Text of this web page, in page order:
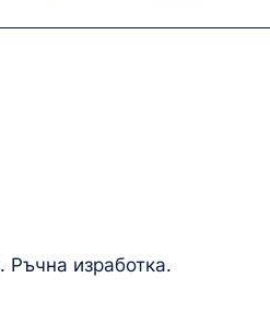
изработка.